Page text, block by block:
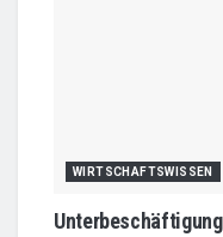
WIRTSCHAFTSWISSEN